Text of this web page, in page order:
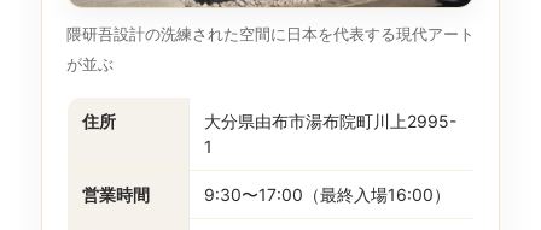
隈研吾設計の洗練された空間に日本を代表する現代アート
が並ぶ
住所
大分県由布市湯布院町川上2995-
1
営業時間 9:30〜17:00（最終入場16:00）